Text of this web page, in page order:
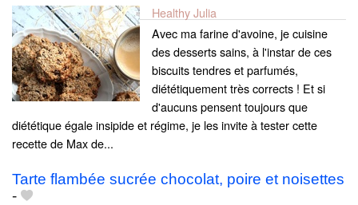
Healthy Julia
Avec ma farine d'avoine, je cuisine
des desserts sains, à l'instar de ces
biscuits tendres et parfumés,
diététiquement très corrects ! Et si
d'aucuns pensent toujours que
diététique égale insipide et régime, je les invite à tester cette
recette de Max de...
Tarte flambée sucrée chocolat, poire et noisettes
-